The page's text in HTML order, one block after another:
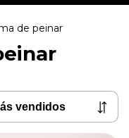
de peinar